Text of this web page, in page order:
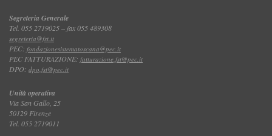
Segreteria Generale
Tel. 055 2719025 – fax 055 489308
segreteria@fst.it
PEC: fondazionesistematoscana@pec.it
PEC FATTURAZIONE: fatturazione.fst@pec.it
DPO: dpo.fst@pec.it
Unità operativa
Via San Gallo, 25
50129 Firenze
Tel. 055 2719011